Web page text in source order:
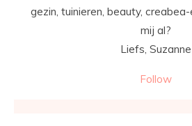
gezin, tuinieren, beauty,
mij al?
Liefs, Suzanne
Follow